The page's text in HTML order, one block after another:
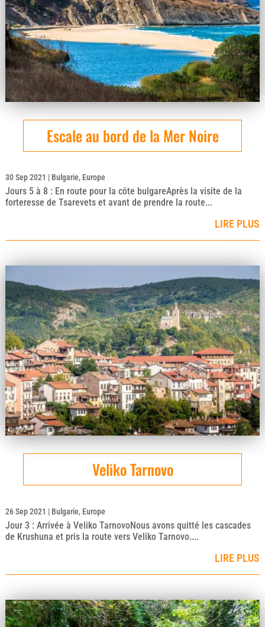
Escale au bord de la Mer Noire
30 Sep 2021 | Bulgarie, Europe
Jours 5 à 8 : En route pour la côte bulgareAprès la visite de la
forteresse de Tsarevets et avant de prendre la route...
LIRE PLUS
Veliko Tarnovo
26 Sep 2021 | Bulgarie, Europe
Jour 3 : Arrivée à Veliko TarnovoNous avons quitté les cascades
de Krushuna et pris la route vers Veliko Tarnovo....
LIRE PLUS